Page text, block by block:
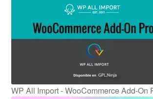
WP All Import - WooCommerce Add-On